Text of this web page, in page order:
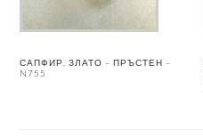
САПФИР, ЗЛАТО – ПРЪСТЕН –
N755